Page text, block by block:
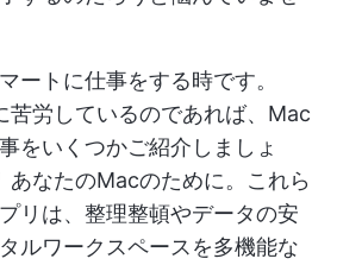
ートに仕事をする時です。
苦労しているのであれば、Mac
をいくつかご紹介しましょ
あなたのMacのために。これら
リは、整理整頓やデータの安
ルワークスペースを多機能な